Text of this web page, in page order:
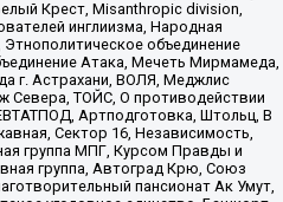
Крест, Misanthropic division,
инглиизма, Народная
Этнополитическое объединение
Атака, Мечеть Мирмамеда,
г. Астрахани, ВОЛЯ, Меджлис
Севера, ТОЙС, О противодействии
Артподготовка, Штольц, В
Сектор 16, Независимость,
группа МПГ, Курсом Правды и
группа, Автоград Крю, Союз
пансионат Ак Умут,